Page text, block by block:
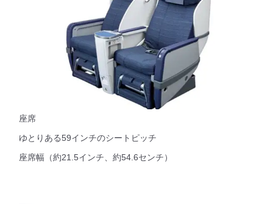
座席
ゆとりある59インチのシートピッチ
座席幅（約21.5インチ、約54.6センチ）